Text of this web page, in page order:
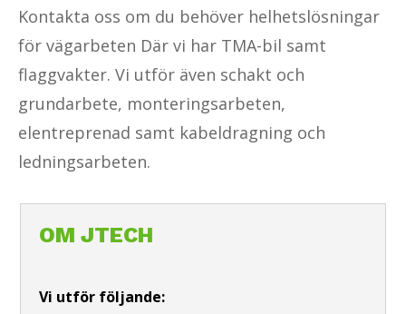
Kontakta oss om du behöver helhetslösningar
för vägarbeten Där vi har TMA-bil samt
flaggvakter. Vi utför även schakt och
grundarbete, monteringsarbeten,
elentreprenad samt kabeldragning och
ledningsarbeten.
OM JTECH
Vi utför följande: